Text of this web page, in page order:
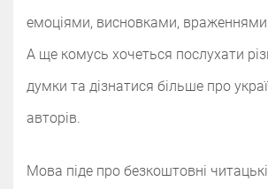
емоціями, висновками,
А ще комусь хочеться послухати
думки та дізнатися більше про
авторів.
Мова піде про безкоштовні